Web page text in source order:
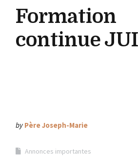
Formation
continue
by Père Joseph-Marie
Annonces importantes